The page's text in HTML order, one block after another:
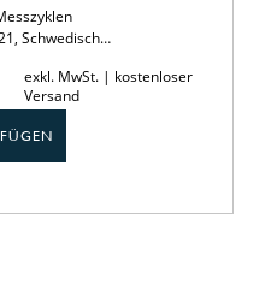
Schwedisch…
exkl. MwSt. | kostenloser
Versand